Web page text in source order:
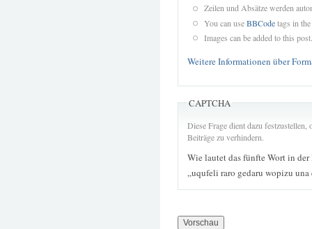
Zeilen und Absätze werden
You can useBBCodetags in
Images can be added to this post.
Weitere Informationen über
CAPTCHA
Diese Frage dient dazu
Beiträge zu verhindern.
Wie lautet das fünfte Wort in der
„uqufeli raro gedaru wopizu